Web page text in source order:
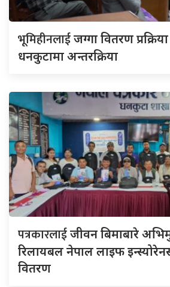
भूमिहीनलाईजग्गा वितरण
धनकुटामा अन्तरक्रिया
पत्रकारलाईजीवन बिमाबारे
रिलायबल नेपाल लाइफ
वितरण